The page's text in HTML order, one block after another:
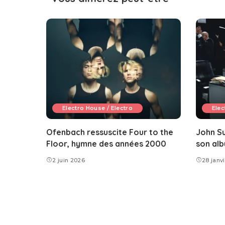
Electro House / Electro
Ofenbach ressuscite Four to the
Floor, hymne des années 2000
2 juin 2026
John
son
28